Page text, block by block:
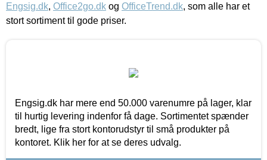
Engsig.dk, Office2go.dk og OfficeTrend.dk, som alle har et
stort sortiment til gode priser.
Engsig.dk har mere end 50.000 varenumre på lager, klar
til hurtig levering indenfor få dage. Sortimentet spænder
bredt, lige fra stort kontorudstyr til små produkter på
kontoret. Klik her for at se deres udvalg.